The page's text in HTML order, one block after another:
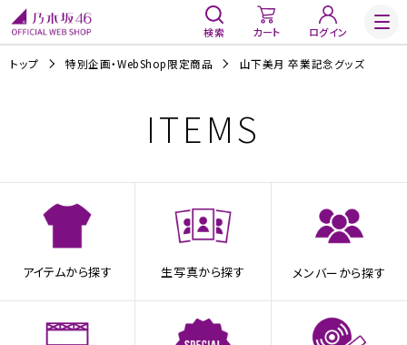
検索 カート ログイン
トップ 特別企画・WebShop限定商品 山下美月 卒業記念グッズ
ITEMS
アイテムから探す 生写真から探す メンバーから探す